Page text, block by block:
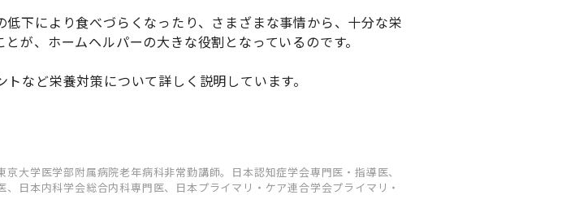
下により食べづらくなったり、さまざまな事情から、十分な栄
が、ホームヘルパーの大きな役割となっているのです。
など栄養対策について詳しく説明しています。
大学医学部附属病院老年病科非常勤講師。日本認知症学会専門医・指導医、
日本内科学会総合内科専門医、日本プライマリ・ケア連合学会プライマリ・